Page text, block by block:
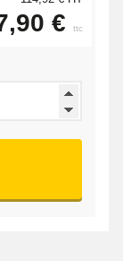
€ ttc